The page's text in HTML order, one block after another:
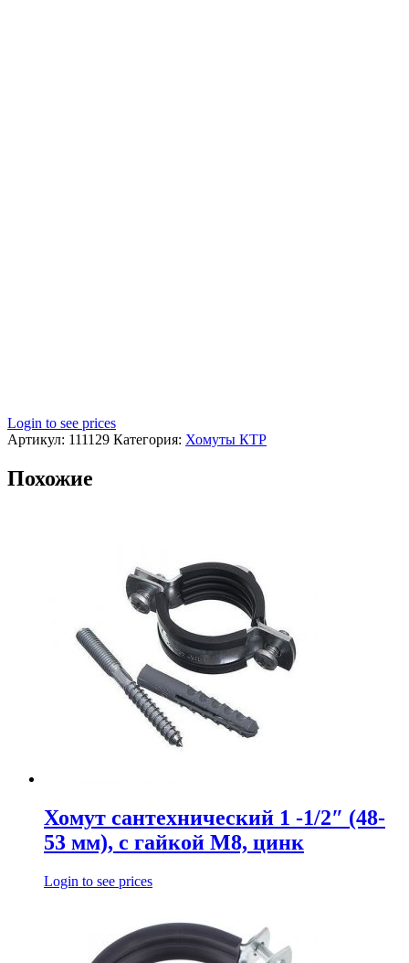
Login to see prices
Артикул: 111129 Категория: Хомуты КТР
Похожие
Хомут сантехнический 1 -1/2″ (48-
53 мм), с гайкой М8, цинк
Login to see prices